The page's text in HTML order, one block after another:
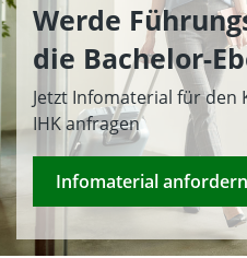
Werde
die Bachelor-
Jetzt Infomaterial für den
IHK anfragen
Infomaterial anfordern